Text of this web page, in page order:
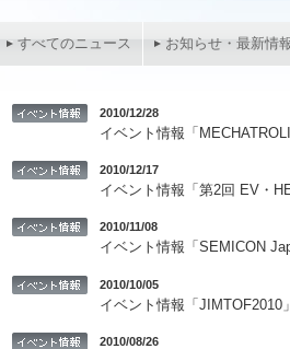
すべてのニュース お知らせ・最新情
2010/12/28
イベント情報「
2010/12/17
イベント情報「第2回 EV・
2010/11/08
イベント情報「SEMICON
2010/10/05
イベント情報「JIMTOF2010
2010/08/26